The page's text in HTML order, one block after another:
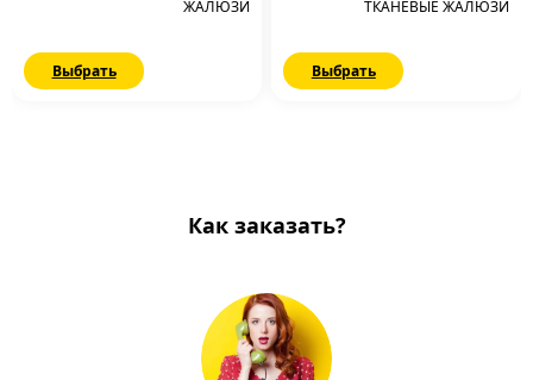
ЖАЛЮЗИ
Выбрать
ТКАНЕВЫЕ ЖАЛЮЗИ
Выбрать
Как заказать?